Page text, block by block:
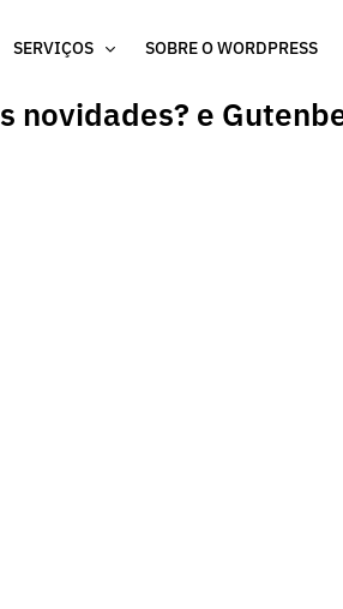
SERVIÇOS SOBRE O WORDPRESS
novidades? e